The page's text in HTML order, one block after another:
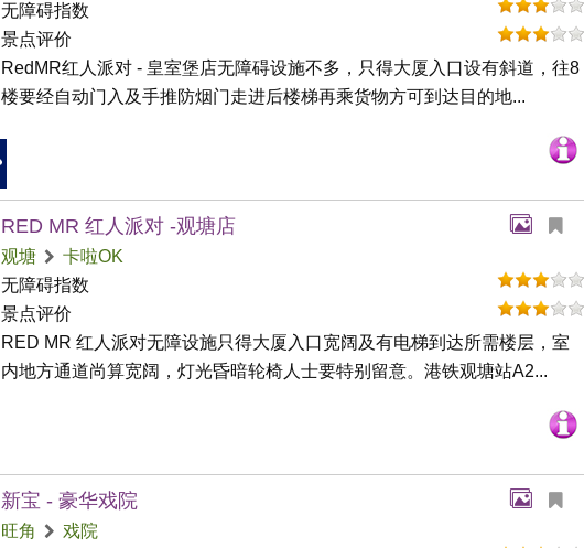
无障碍指数
景点评价
RedMR红人派对 - 皇室堡店无障碍设施不多，只得大厦入口设有斜道，往8
楼要经自动门入及手推防烟门走进后楼梯再乘货物方可到达目的地...
RED MR 红人派对 -观塘店
观塘
卡啦OK
无障碍指数
景点评价
RED MR 红人派对无障设施只得大厦入口宽阔及有电梯到达所需楼层，室
内地方通道尚算宽阔，灯光昏暗轮椅人士要特别留意。港铁观塘站A2...
新宝 - 豪华戏院
旺角
戏院